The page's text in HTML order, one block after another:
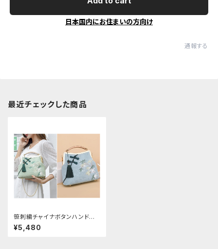
日本国内にお住まいの方向け
通報する
最近チェックした商品
笹刺繍チャイナボタンハンドバッ
グ
¥5,480